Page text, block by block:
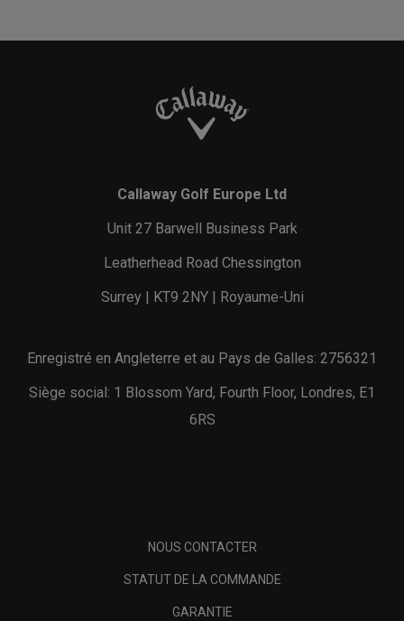
Callaway Golf Europe Ltd
Unit 27 Barwell Business Park
Leatherhead Road Chessington
Surrey | KT9 2NY | Royaume-Uni
Enregistré en Angleterre et au Pays de Galles: 2756321
Siège social: 1 Blossom Yard, Fourth Floor, Londres, E1
6RS
NOUS CONTACTER
STATUT DE LA COMMANDE
GARANTIE